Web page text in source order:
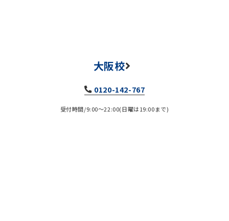
大阪校
0120-142-767
受付時間/9:00～22:00(日曜は19:00まで)